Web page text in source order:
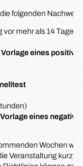
folgenden
mehr als 14 Tagen)
eines
eines
Wochen
Veranstaltung